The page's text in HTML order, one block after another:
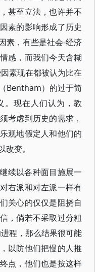
甚至立法，也许并不
素的影响形成了历史
素，有些是社会-经济
感，而我们今天含糊
素现在都被认为比在
Bentham）的过于简
。现在人们认为，教
考虑到历史的需求，
观地假定人和他们的
变。
续以各种面目施展一
右派和对左派一样有
关心的仅仅是阻挠自
，倘若不采取过分粗
程，那么结果很可能
以防他们把慢的人推
点，他们也是按这样